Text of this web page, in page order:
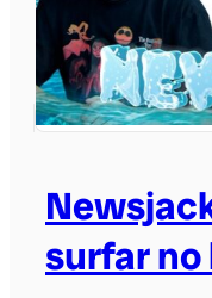
surfar no